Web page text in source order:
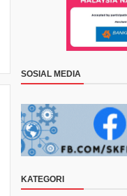
SOSIAL MEDIA
KATEGORI